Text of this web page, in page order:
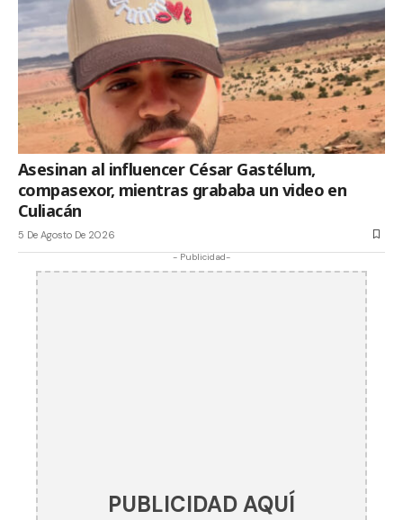
Asesinan al influencer César Gastélum,
compasexor, mientras grababa un video en
Culiacán
5 De Agosto De 2026
- Publicidad-
PUBLICIDAD AQUÍ